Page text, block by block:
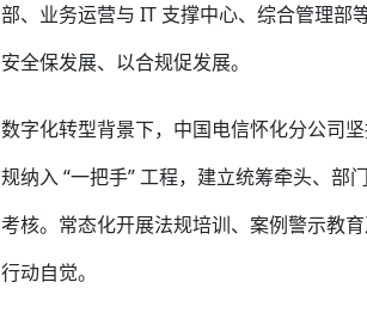
部、业务运营与 IT 支撑中心、综合管理部
安全保发展、以合规促发展。
数字化转型背景下，中国电信怀化分公司
规纳入 “一把手” 工程，建立统筹牵头、
考核。常态化开展法规培训、案例警示教
行动自觉。